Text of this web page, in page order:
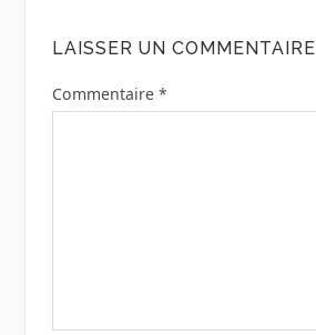
LAISSER UN COMMENTAIRE
Commentaire *